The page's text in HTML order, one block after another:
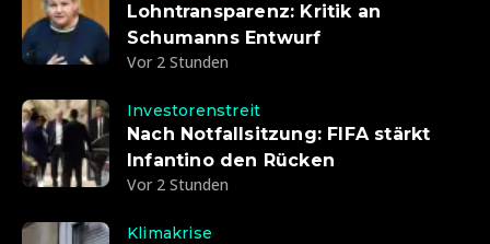
Lohntransparenz: Kritik an
Schumanns Entwurf
Vor 2 Stunden
Investorenstreit
Nach Notfallsitzung: FIFA stärkt
Infantino den Rücken
Vor 2 Stunden
Klimakrise